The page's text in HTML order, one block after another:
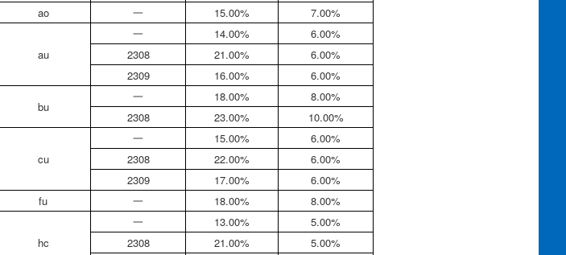
ao 一 15.00% 7.00%
au
一 14.00%
6.00%
2308
21.00%
6.00%
2309
16.00% 6.00%
bu
一 18.00%
8.00%
2308
23.00% 10.00%
cu
一 15.00%
6.00%
2308
22.00%
6.00%
2309
17.00%
6.00%
fu 一 18.00% 8.00%
hc
一 13.00%
5.00%
2308
21.00% 5.00%